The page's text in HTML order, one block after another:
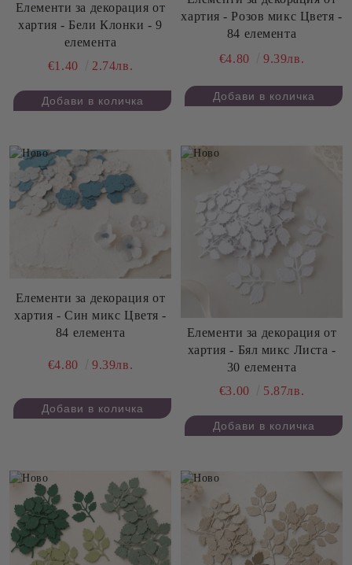
Елементи за декорация от
хартия - Бели Клонки - 9
елемента
€1.40
2.74лв.
хартия - Розов микс Цветя -
84 елемента
€4.80
9.39лв.
Елементи за декорация от
хартия - Син микс Цветя -
84 елемента
€4.80 9.39лв.
Елементи за декорация от
хартия - Бял микс Листа -
30 елемента
€3.00
5.87лв.